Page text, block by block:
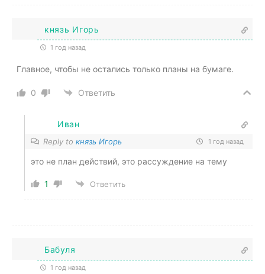
князь Игорь
1 год назад
Главное, чтобы не остались только планы на бумаге.
0 Ответить
Иван
Reply to князь Игорь 1 год назад
это не план действий, это рассуждение на тему
1 Ответить
Бабуля
1 год назад